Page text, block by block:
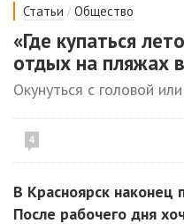
Статьи / Общество
«Где купаться
отдых на пляжах
Окунуться с головой
4
В Красноярск
После рабочего дня